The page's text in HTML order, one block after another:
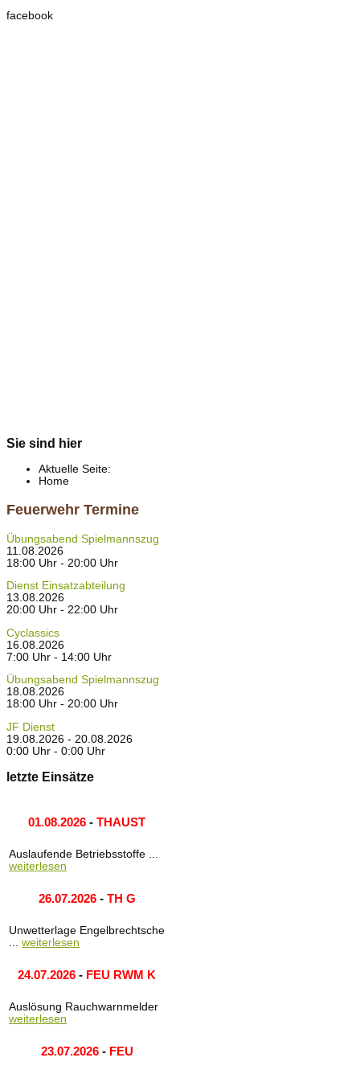
facebook
Sie sind hier
Aktuelle Seite:
Home
Feuerwehr Termine
Übungsabend Spielmannszug
11.08.2026
18:00 Uhr - 20:00 Uhr
Dienst Einsatzabteilung
13.08.2026
20:00 Uhr - 22:00 Uhr
Cyclassics
16.08.2026
7:00 Uhr - 14:00 Uhr
Übungsabend Spielmannszug
18.08.2026
18:00 Uhr - 20:00 Uhr
JF Dienst
19.08.2026 - 20.08.2026
0:00 Uhr - 0:00 Uhr
letzte Einsätze
01.08.2026 - THAUST
Auslaufende Betriebsstoffe ...
weiterlesen
26.07.2026- TH G
Unwetterlage Engelbrechtsche
... weiterlesen
24.07.2026 - FEU RWM K
Auslösung Rauchwarnmelder
weiterlesen
23.07.2026- FEU